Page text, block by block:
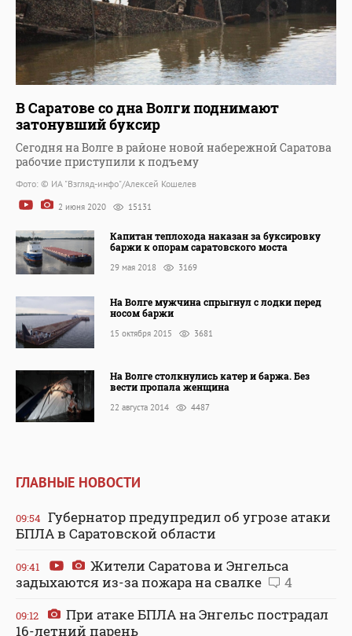
В Саратове со дна Волги поднимают
затонувший буксир
Сегодня на Волге в районе новой набережной Саратова
рабочие приступили к подъему
Фото: © ИА "Взгляд-инфо"/Алексей Кошелев
2 июня 2020 15131
Капитан теплохода наказан за буксировку
баржи к опорам саратовского моста
29 мая 2018 3169
На Волге мужчина спрыгнул с лодки перед
носом баржи
15 октября 2015 3681
На Волге столкнулись катер и баржа. Без
вести пропала женщина
22 августа 2014 4487
ГЛАВНЫЕ НОВОСТИ
09:54 Губернатор предупредил об угрозе атаки
БПЛА в Саратовской области
09:41
Жители Саратова и Энгельса
задыхаются из-за пожара на свалке
4
09:12
При атаке БПЛА на Энгельс пострадал
16-летний парень